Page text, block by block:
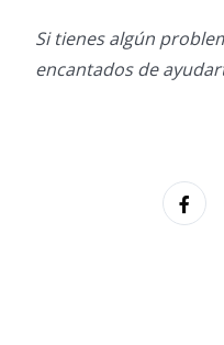
Si tienes algún
encantados de